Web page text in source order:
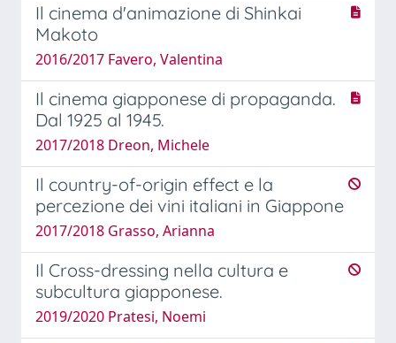
Il cinema d'animazione di Shinkai
Makoto
2016/2017 Favero, Valentina
Il cinema giapponese di propaganda.
Dal 1925 al 1945.
2017/2018 Dreon, Michele
Il country-of-origin effect e la
percezione dei vini italiani in Giappone
2017/2018 Grasso, Arianna
Il Cross-dressing nella cultura e
subcultura giapponese.
2019/2020 Pratesi, Noemi